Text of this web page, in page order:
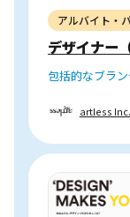
アルバイト・
包括的なブラ
artless Inc.